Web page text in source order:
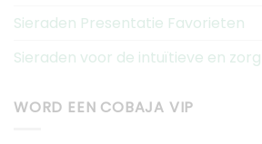
Sieraden Presentatie Favorieten
Sieraden voor de intuïtieve en
WORD EEN COBAJA VIP